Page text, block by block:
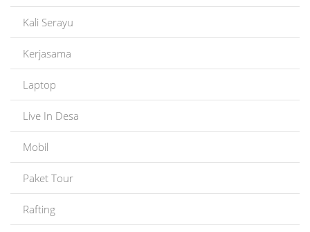
Kali Serayu
Kerjasama
Laptop
Live In Desa
Mobil
Paket Tour
Rafting